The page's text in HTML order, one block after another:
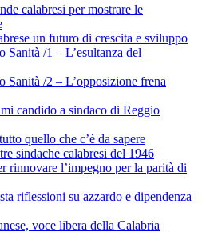
calabresi per mostrare le
un futuro di crescita e sviluppo
Sanità /1 – L’esultanza del
Sanità /2 – L’opposizione frena
candido a sindaco di Reggio
quello che c’è da sapere
sindache calabresi del 1946
rinnovare l’impegno per la parità di
riflessioni su azzardo e dipendenza
voce libera della Calabria